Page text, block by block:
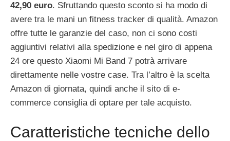
42,90 euro. Sfruttando questo sconto si ha modo di
avere tra le mani un fitness tracker di qualità. Amazon
offre tutte le garanzie del caso, non ci sono costi
aggiuntivi relativi alla spedizione e nel giro di appena
24 ore questo Xiaomi Mi Band 7 potrà arrivare
direttamente nelle vostre case. Tra l’altro è la scelta
Amazon di giornata, quindi anche il sito di e-
commerce consiglia di optare per tale acquisto.
Caratteristiche tecniche dello